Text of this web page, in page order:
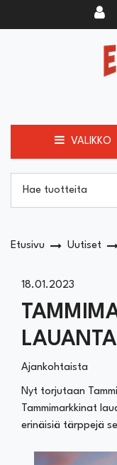
VALIKKO
Etusivu Uutiset
18.01.2023
Ajankohtaista
Nyt torjutaan
Tammimarkkinat
erinäisiä tärppejä